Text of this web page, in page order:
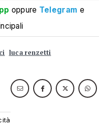
oppure Telegram e
luca renzetti